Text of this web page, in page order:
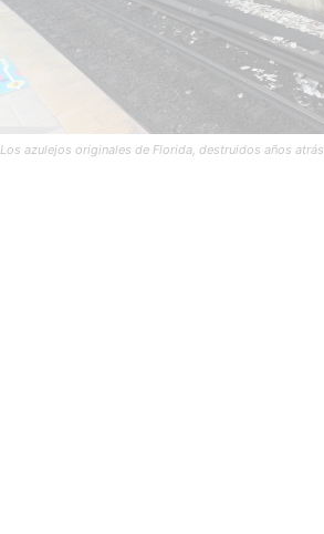
Los azulejos originales de Florida, destruidos años atrás